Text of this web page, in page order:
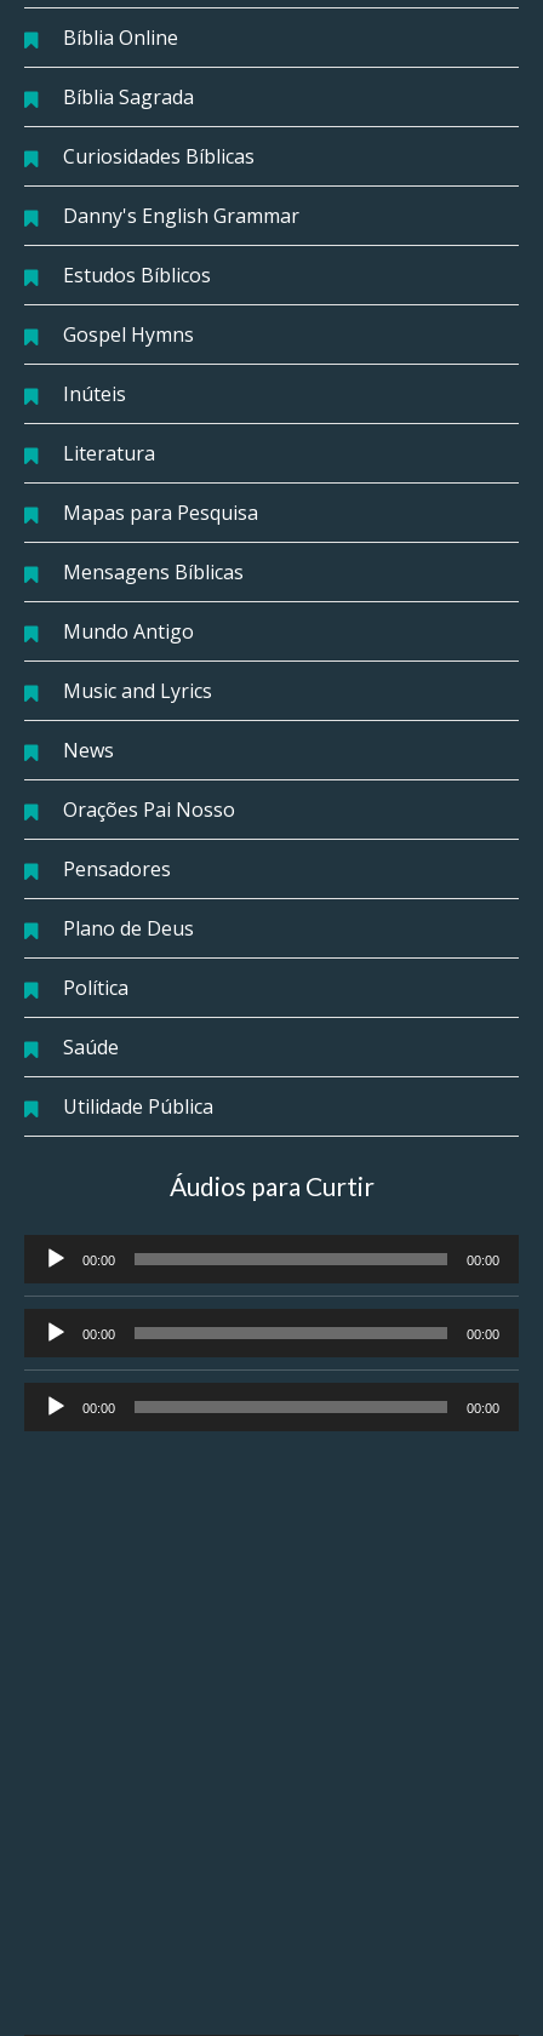
Bíblia Online
Bíblia Sagrada
Curiosidades Bíblicas
Danny's English Grammar
Estudos Bíblicos
Gospel Hymns
Inúteis
Literatura
Mapas para Pesquisa
Mensagens Bíblicas
Mundo Antigo
Music and Lyrics
News
Orações Pai Nosso
Pensadores
Plano de Deus
Política
Saúde
Utilidade Pública
Áudios para Curtir
Tocador
de
áudio
00:00 00:00
Tocador
de
áudio
00:00 00:00
Tocador
de
00:00 00:00